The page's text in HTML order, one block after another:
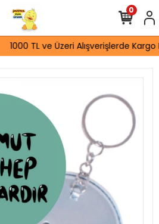
1000 TL ve Üzeri Alışverişlerde Kargo
0